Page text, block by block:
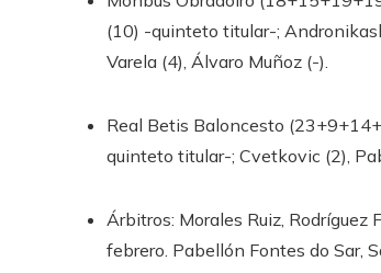
(10) -quinteto titular-;
Varela (4), Álvaro Muñoz (-).
Real Betis Baloncesto
quinteto titular-; Cvetkovic (2),
Árbitros: Morales Ruiz, Rodríguez
febrero. Pabellón Fontes do Sar,